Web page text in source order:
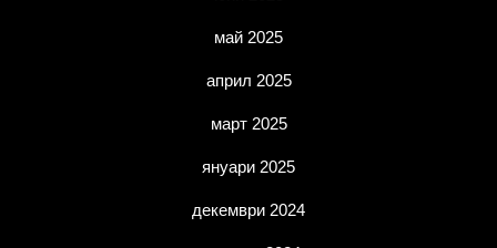
май 2025
април 2025
март 2025
януари 2025
декември 2024